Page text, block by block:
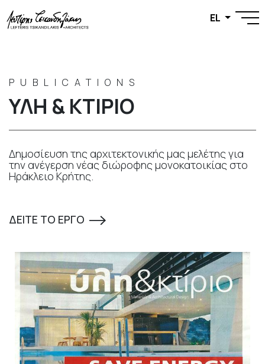
EL
PUBLICATIONS
ΥΛΗ & ΚΤΙΡΙΟ
Δημοσίευση της αρχιτεκτονικής μας μελέτης για
την ανέγερση νέας διώροφης μονοκατοικίας στο
Ηράκλειο Κρήτης.
ΔΕΙΤΕ ΤΟ ΕΡΓΟ